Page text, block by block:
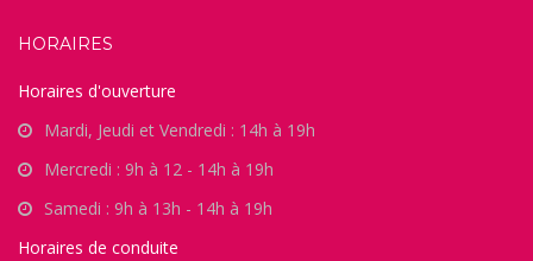
HORAIRES
Horaires d'ouverture
Mardi, Jeudi et Vendredi : 14h à 19h
Mercredi : 9h à 12 - 14h à 19h
Samedi : 9h à 13h - 14h à 19h
Horaires de conduite